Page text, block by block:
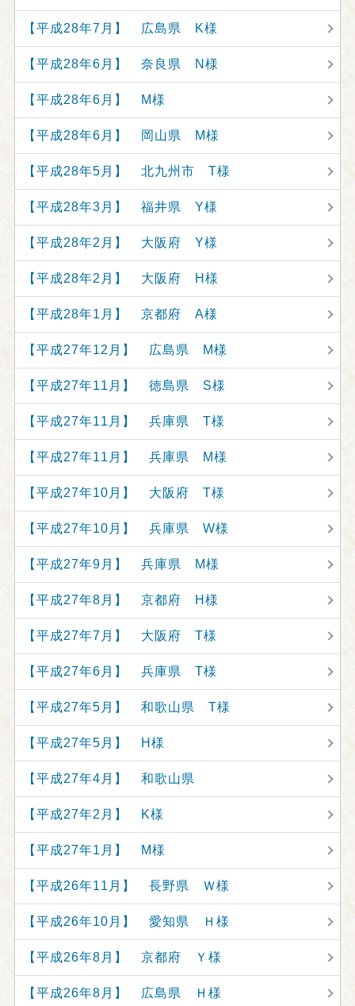
【平成28年7月】 広島県 K様
【平成28年6月】 奈良県 N様
【平成28年6月】 M様
【平成28年6月】 岡山県 M様
【平成28年5月】 北九州市 T様
【平成28年3月】 福井県 Y様
【平成28年2月】 大阪府 Y様
【平成28年2月】 大阪府 H様
【平成28年1月】 京都府 A様
【平成27年12月】 広島県 M様
【平成27年11月】 徳島県 S様
【平成27年11月】 兵庫県 T様
【平成27年11月】 兵庫県 M様
【平成27年10月】 大阪府 T様
【平成27年10月】 兵庫県 W様
【平成27年9月】 兵庫県 M様
【平成27年8月】 京都府 H様
【平成27年7月】 大阪府 T様
【平成27年6月】 兵庫県 T様
【平成27年5月】 和歌山県 T様
【平成27年5月】 H様
【平成27年4月】 和歌山県
【平成27年2月】 K様
【平成27年1月】 M様
【平成26年11月】 長野県 Ｗ様
【平成26年10月】 愛知県 Ｈ様
【平成26年8月】 京都府 Ｙ様
【平成26年8月】 広島県 Ｈ様